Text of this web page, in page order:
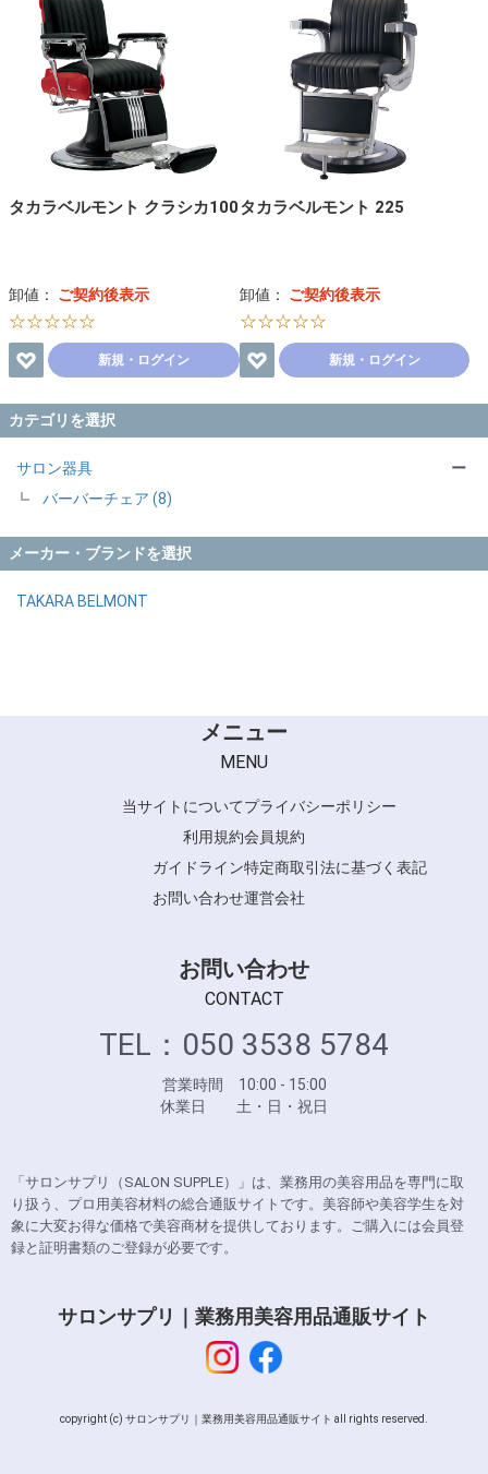
カテゴリを選択
サロン器具
バーバーチェア (8)
ー
メーカー・ブランドを選択
TAKARA BELMONT
タカラベルモント クラシカ100
卸値： ご契約後表示
☆☆☆☆☆
新規・ログイン
タカラベルモント 225
卸値： ご契約後表示
☆☆☆☆☆
新規・ログイン
メニュー
MENU
当サイトについてプライバシーポリシー
利用規約会員規約
ガイドライン特定商取引法に基づく表記
お問い合わせ運営会社
お問い合わせ
CONTACT
TEL：050 3538 5784
営業時間 10:00 - 15:00
休業日 土・日・祝日
「サロンサプリ（SALON SUPPLE）」は、業務用の美容用品を専門に取
り扱う、プロ用美容材料の総合通販サイトです。美容師や美容学生を対
象に大変お得な価格で美容商材を提供しております。ご購入には会員登
録と証明書類のご登録が必要です。
サロンサプリ｜業務用美容用品通販サイト
copyright (c) サロンサプリ｜業務用美容用品通販サイト all rights reserved.